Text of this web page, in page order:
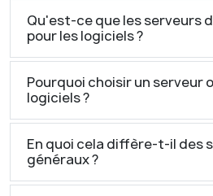
Qu'est-ce que les serveurs
pour les logiciels ?
Pourquoi choisir un serveur
logiciels ?
En quoi cela diffère-t-il des
généraux ?